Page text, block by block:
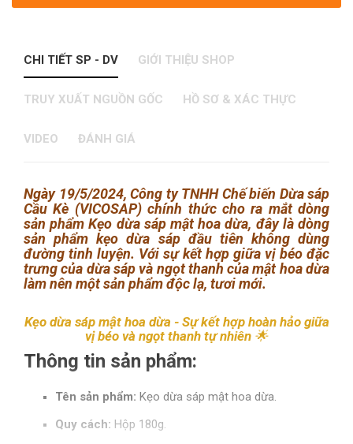
CHI TIẾT SP - DV GIỚI THIỆU SHOP
TRUY XUẤT NGUỒN GỐC HỒ SƠ & XÁC THỰC
VIDEO ĐÁNH GIÁ
Ngày 19/5/2024, Công ty TNHH Chế biến Dừa sáp
Cầu Kè (VICOSAP) chính thức cho ra mắt dòng
sản phẩm Kẹo dừa sáp mật hoa dừa, đây là dòng
sản phẩm kẹo dừa sáp đầu tiên không dùng
đường tinh luyện. Với sự kết hợp giữa vị béo đặc
trưng của dừa sáp và ngọt thanh của mật hoa dừa
làm nên một sản phẩm độc lạ, tươi mới.
Kẹo dừa sáp mật hoa dừa - Sự kết hợp hoàn hảo giữa
vị béo và ngọt thanh tự nhiên 🌟
Thông tin sản phẩm:
Tên sản phẩm: Kẹo dừa sáp mật hoa dừa.
Quy cách: Hộp 180g.